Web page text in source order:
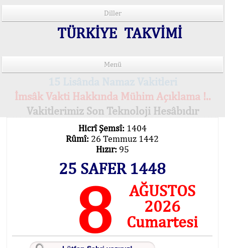
Diller
TÜRKİYE TAKVİMİ
Menü
İmsâk Vakti Hakkında Mühim Açıklama !..
Vakitlerimiz Son Teknoloji Hesâbıdır
Hicrî Şemsî: 1404
Rûmî: 26 Temmuz 1442
Hızır: 95
25 SAFER 1448
8
AĞUSTOS
2026
Cumartesi